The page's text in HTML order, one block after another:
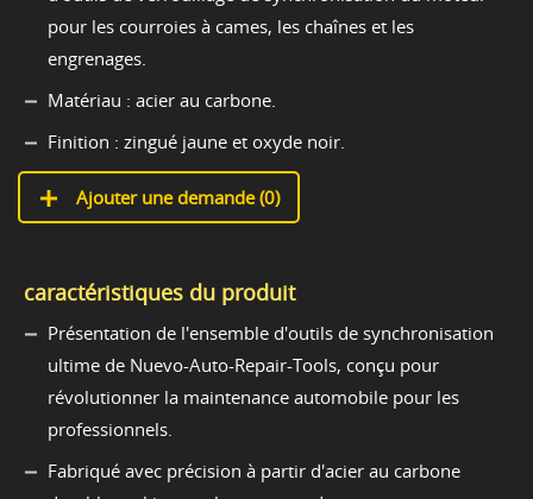
pour les courroies à cames, les chaînes et les
engrenages.
Matériau : acier au carbone.
Finition : zingué jaune et oxyde noir.
Ajouter une demande (0)
caractéristiques du produit
Présentation de l'ensemble d'outils de synchronisation
ultime de Nuevo-Auto-Repair-Tools, conçu pour
révolutionner la maintenance automobile pour les
professionnels.
Fabriqué avec précision à partir d'acier au carbone